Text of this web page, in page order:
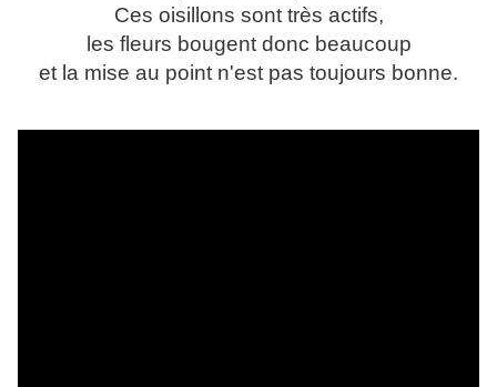
Ces oisillons sont très actifs,
les fleurs bougent donc beaucoup
et la mise au point n'est pas toujours bonne.